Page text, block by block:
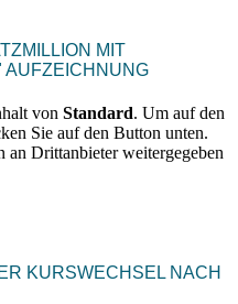
MIT
AUFZEICHNUNG
von Standard. Um auf den
Sie auf den Button unten.
an Drittanbieter weitergegeben
KURSWECHSEL NACH